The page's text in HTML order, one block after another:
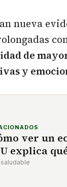
nueva
de
y
ver un
explica